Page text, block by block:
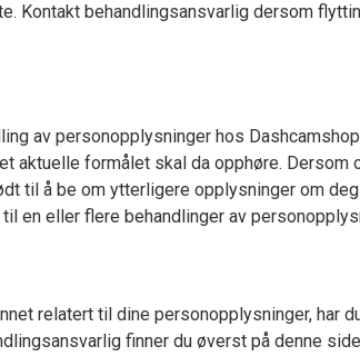
Kontakt behandlingsansvarlig dersom
av personopplysninger hos
aktuelle formålet skal da opphøre.
til å be om ytterligere opplysninger om
en eller flere behandlinger av
relatert til dine personopplysninger, har
finner du øverst på denne